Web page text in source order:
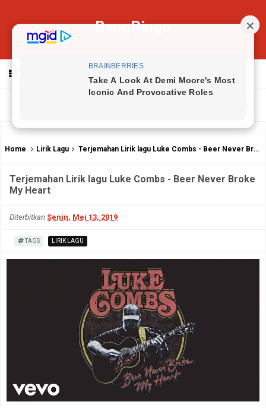
BangRingo
Home Lirik Lagu Terjemahan Lirik lagu Luke Combs - Beer Never Broke My Heart
Terjemahan Lirik lagu Luke Combs - Beer Never Broke
My Heart
Diterbitkan Senin, Mei 13, 2019
TAGS LIRIK LAGU